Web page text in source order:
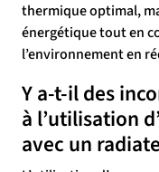
thermique optimal,
énergétique tout en
l’environnement en
Y a-t-il des
à l’utilisation
avec un